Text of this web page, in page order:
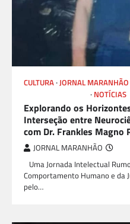
CULTURA JORNAL MARANHÃO
NOTÍCIAS
Explorando os
Interseção entre
com Dr. Frankles Magno
JORNAL MARANHÃO
Uma Jornada Intelectual
Comportamento Humano e da
pelo…